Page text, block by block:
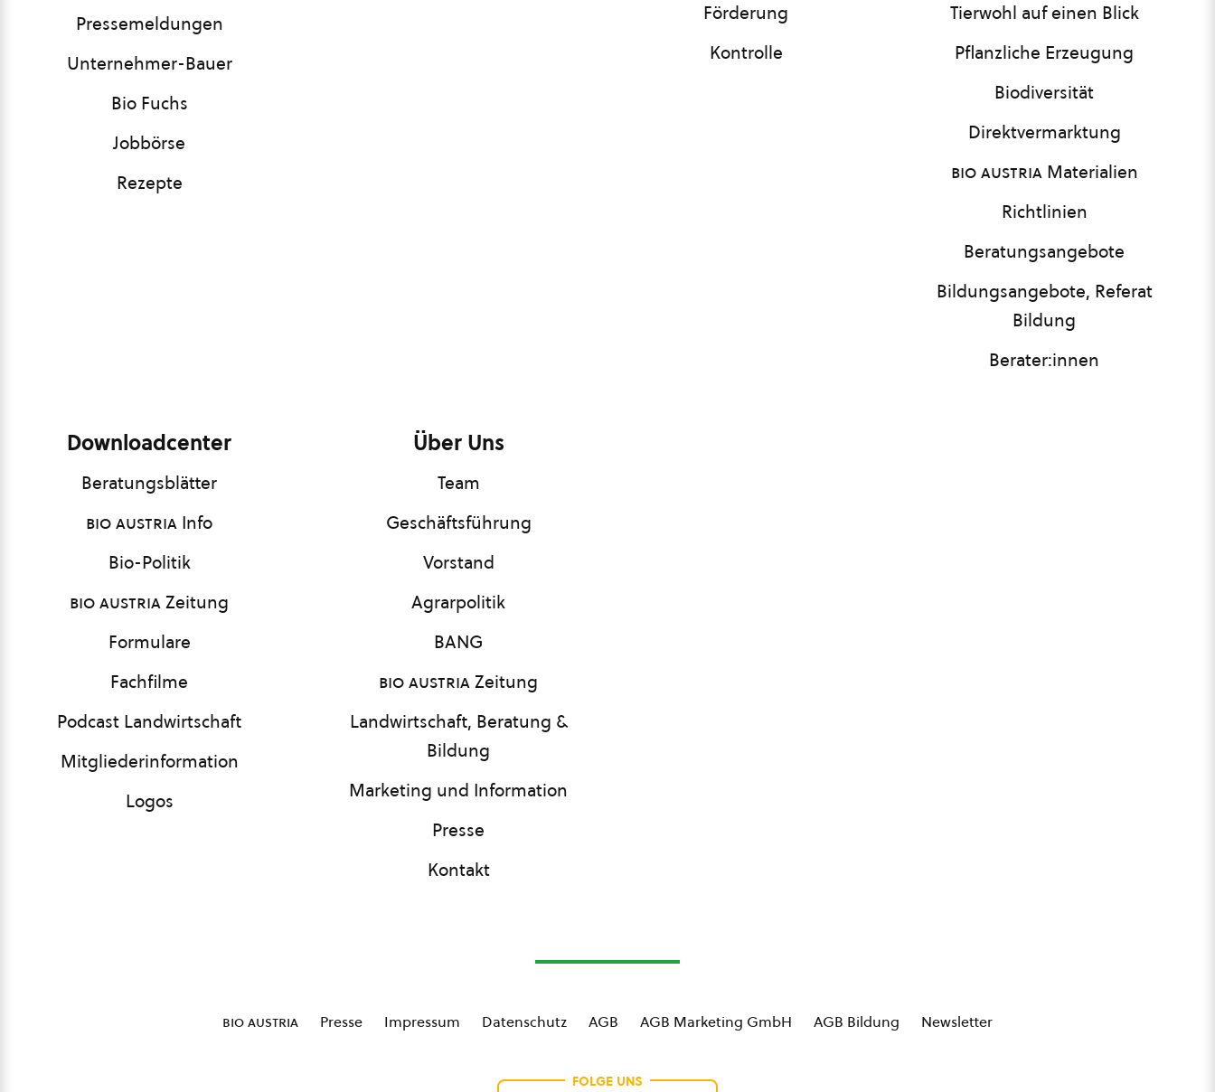
Pressemeldungen
Unternehmer-Bauer
Bio Fuchs
Jobbörse
Rezepte
Förderung
Kontrolle
Tierwohl auf einen Blick
Pflanzliche Erzeugung
Biodiversität
Direktvermarktung
bio austriaMaterialien
Richtlinien
Beratungsangebote
Bildungsangebote, Referat
Bildung
Berater:innen
Downloadcenter
Beratungsblätter
bio austria Info
Bio-Politik
bio austriaZeitung
Formulare
Fachfilme
Podcast Landwirtschaft
Mitgliederinformation
Logos
Über Uns
Team
Geschäftsführung
Vorstand
Agrarpolitik
BANG
bio austriaZeitung
Landwirtschaft, Beratung &
Bildung
Marketing und Information
Presse
Kontakt
bio austria Presse Impressum Datenschutz AGB AGB Marketing GmbH AGB Bildung Newsletter
FOLGE UNS